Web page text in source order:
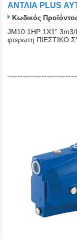
ΑΝΤΛΙΑ PLUS
Κωδικός
JM10 1HP 1X1" 3m3/
φτερωτη